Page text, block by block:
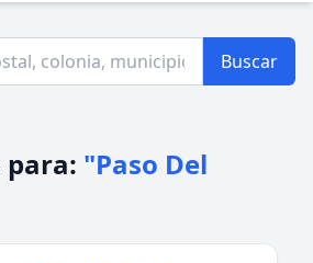
Buscar
para: "Paso Del